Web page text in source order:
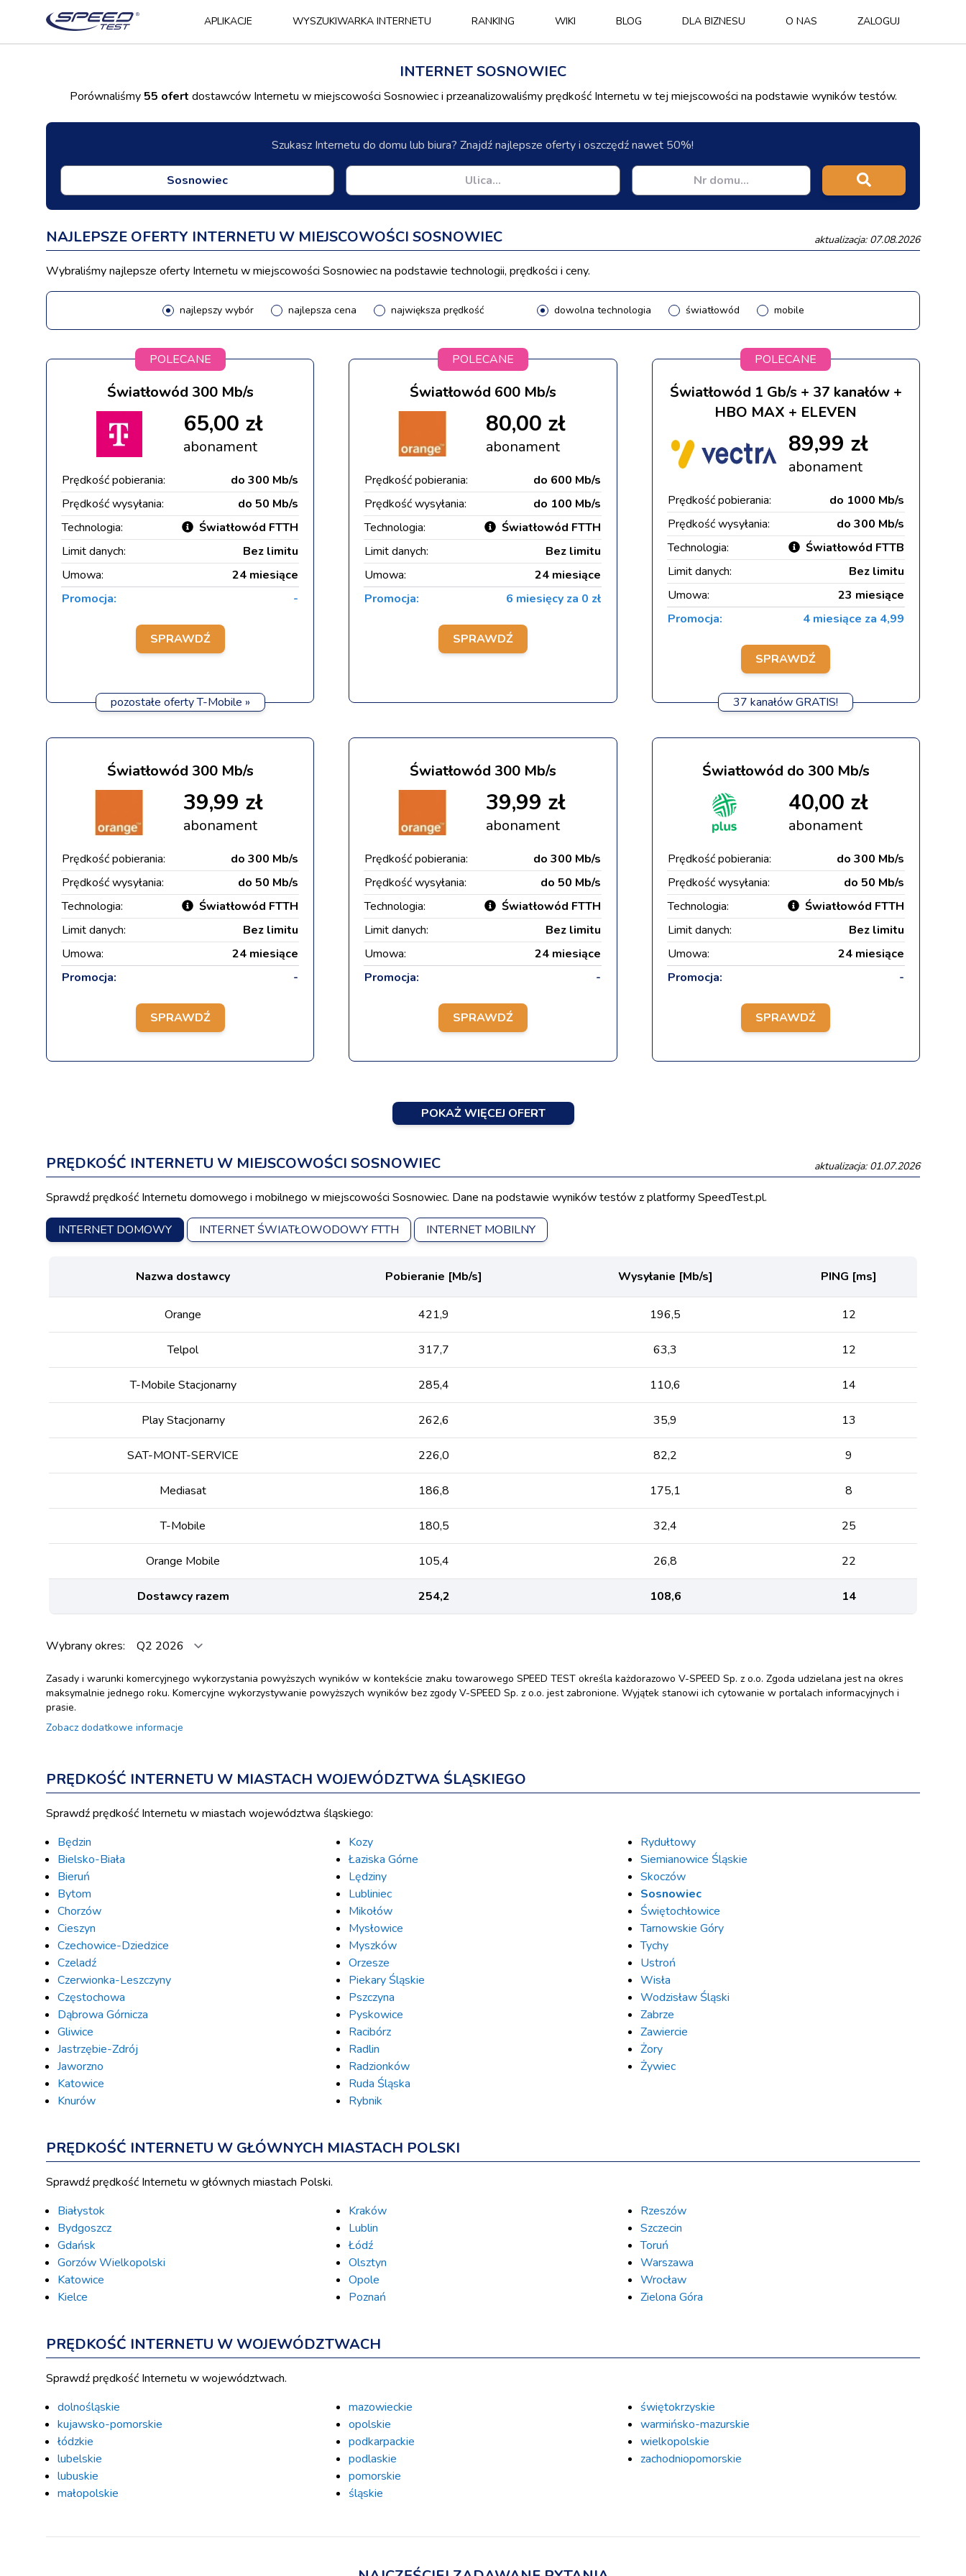
APLIKACJE WYSZUKIWARKA INTERNETU RANKING WIKI BLOG DLA BIZNESU O NAS ZALOGUJ
INTERNET SOSNOWIEC
Porównaliśmy 55 ofert dostawców Internetu w miejscowości Sosnowiec i przeanalizowaliśmy prędkość Internetu w tej miejscowości na podstawie wyników testów.
Szukasz Internetu do domu lub biura? Znajdź najlepsze oferty i oszczędź nawet 50%!
NAJLEPSZE OFERTY INTERNETU W MIEJSCOWOŚCI SOSNOWIEC aktualizacja: 07.08.2026
Wybraliśmy najlepsze oferty Internetu w miejscowości Sosnowiec na podstawie technologii, prędkości i ceny.
najlepszy wybór najlepsza cena największa prędkość dowolna technologia światłowód mobile
POLECANE
Światłowód 300 Mb/s
65,00 zł
abonament
Prędkość pobierania:
do 300 Mb/s
Prędkość wysyłania:
do 50 Mb/s
Technologia:
Światłowód FTTH
Limit danych:
Bez limitu
Umowa:
24 miesiące
Promocja:
-
SPRAWDŹ
pozostałe oferty T-Mobile »
POLECANE
Światłowód 600 Mb/s
80,00 zł
abonament
Prędkość pobierania:
do 600 Mb/s
Prędkość wysyłania:
do 100 Mb/s
Technologia:
Światłowód FTTH
Limit danych:
Bez limitu
Umowa:
24 miesiące
Promocja:
6 miesięcy za 0 zł
SPRAWDŹ
POLECANE
Światłowód 1 Gb/s + 37 kanałów +
HBO MAX + ELEVEN
89,99 zł
abonament
Prędkość pobierania:
do 1000 Mb/s
Prędkość wysyłania:
do 300 Mb/s
Technologia:
Światłowód FTTB
Limit danych:
Bez limitu
Umowa:
23 miesiące
Promocja:
4 miesiące za 4,99
SPRAWDŹ
37 kanałów GRATIS!
Światłowód 300 Mb/s
39,99 zł
abonament
Prędkość pobierania:
do 300 Mb/s
Prędkość wysyłania:
do 50 Mb/s
Technologia:
Światłowód FTTH
Limit danych:
Bez limitu
Umowa:
24 miesiące
Promocja:
-
SPRAWDŹ
Światłowód 300 Mb/s
39,99 zł
abonament
Prędkość pobierania:
do 300 Mb/s
Prędkość wysyłania:
do 50 Mb/s
Technologia:
Światłowód FTTH
Limit danych:
Bez limitu
Umowa:
24 miesiące
Promocja:
-
SPRAWDŹ
Światłowód do 300 Mb/s
40,00 zł
abonament
Prędkość pobierania:
do 300 Mb/s
Prędkość wysyłania:
do 50 Mb/s
Technologia:
Światłowód FTTH
Limit danych:
Bez limitu
Umowa:
24 miesiące
Promocja:
-
SPRAWDŹ
POKAŻ WIĘCEJ OFERT
PRĘDKOŚĆ INTERNETU W MIEJSCOWOŚCI SOSNOWIEC aktualizacja: 01.07.2026
Sprawdź prędkość Internetu domowego i mobilnego w miejscowości Sosnowiec. Dane na podstawie wyników testów z platformy SpeedTest.pl.
INTERNET DOMOWY INTERNET ŚWIATŁOWODOWY FTTH INTERNET MOBILNY
Nazwa dostawcy Pobieranie [Mb/s] Wysyłanie [Mb/s] PING [ms]
Orange 421,9 196,5 12
Telpol 317,7 63,3 12
T-Mobile Stacjonarny 285,4 110,6 14
Play Stacjonarny 262,6 35,9 13
SAT-MONT-SERVICE 226,0 82,2 9
Mediasat 186,8 175,1 8
T-Mobile 180,5 32,4 25
Orange Mobile 105,4 26,8 22
Dostawcy razem 254,2 108,6 14
Wybrany okres:
Zasady i warunki komercyjnego wykorzystania powyższych wyników w kontekście znaku towarowego SPEED TEST określa każdorazowo V-SPEED Sp. z o.o. Zgoda udzielana jest na okres
maksymalnie jednego roku. Komercyjne wykorzystywanie powyższych wyników bez zgody V-SPEED Sp. z o.o. jest zabronione. Wyjątek stanowi ich cytowanie w portalach informacyjnych i
prasie.
Zobacz dodatkowe informacje
PRĘDKOŚĆ INTERNETU W MIASTACH WOJEWÓDZTWA ŚLĄSKIEGO
Sprawdź prędkość Internetu w miastach województwa śląskiego:
Będzin
Bielsko-Biała
Bieruń
Bytom
Chorzów
Cieszyn
Czechowice-Dziedzice
Czeladź
Czerwionka-Leszczyny
Częstochowa
Dąbrowa Górnicza
Gliwice
Jastrzębie-Zdrój
Jaworzno
Katowice
Knurów
Kozy
Łaziska Górne
Lędziny
Lubliniec
Mikołów
Mysłowice
Myszków
Orzesze
Piekary Śląskie
Pszczyna
Pyskowice
Racibórz
Radlin
Radzionków
Ruda Śląska
Rybnik
Rydułtowy
Siemianowice Śląskie
Skoczów
Sosnowiec
Świętochłowice
Tarnowskie Góry
Tychy
Ustroń
Wisła
Wodzisław Śląski
Zabrze
Zawiercie
Żory
Żywiec
PRĘDKOŚĆ INTERNETU W GŁÓWNYCH MIASTACH POLSKI
Sprawdź prędkość Internetu w głównych miastach Polski.
Białystok
Bydgoszcz
Gdańsk
Gorzów Wielkopolski
Katowice
Kielce
Kraków
Lublin
Łódź
Olsztyn
Opole
Poznań
Rzeszów
Szczecin
Toruń
Warszawa
Wrocław
Zielona Góra
PRĘDKOŚĆ INTERNETU W WOJEWÓDZTWACH
Sprawdź prędkość Internetu w województwach.
dolnośląskie
kujawsko-pomorskie
łódzkie
lubelskie
lubuskie
małopolskie
mazowieckie
opolskie
podkarpackie
podlaskie
pomorskie
śląskie
świętokrzyskie
warmińsko-mazurskie
wielkopolskie
zachodniopomorskie